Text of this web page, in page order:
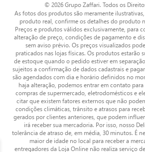
© 2026 Grupo Zaffari. Todos os
As fotos dos produtos são meramente
produto real, confirme os detalhes do produto
Preços e produtos válidos exclusivamente, para
alteração de preço, condições de pagamento e
sem aviso prévio. Os preços visualizados
praticados nas lojas físicas. Os produtos estarão
de estoque quando o pedido estiver em
sujeitos a confirmação de dados cadastrais e
são agendados com dia e horário definidos no
haja alteração, podemos entrar em contato
compras de supermercado, eletrodomésticos e
citar que existem fatores externos que não
condições climáticas, trânsito e atrasos para
gerados por clientes anteriores, que podem
irá receber sua mercadoria. Por isso, nosso
tolerância de atraso de, em média, 30 minutos. É
maior de idade no local para receber a
entregadores da Loja Online não realiza serviço